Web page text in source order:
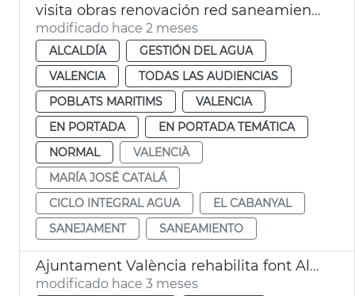
visita obras renovación red saneamiento Cabanyal
modificado hace 2 meses
ALCALDÍA
GESTIÓN DEL AGUA
VALENCIA
TODAS LAS AUDIENCIAS
POBLATS MARITIMS
VALENCIA
EN PORTADA
EN PORTADA TEMÁTICA
NORMAL
VALENCIÀ
MARÍA JOSÉ CATALÁ
CICLO INTEGRAL AGUA
EL CABANYAL
SANEJAMENT
SANEAMIENTO
Ajuntament València rehabilita font Alguer
modificado hace 3 meses